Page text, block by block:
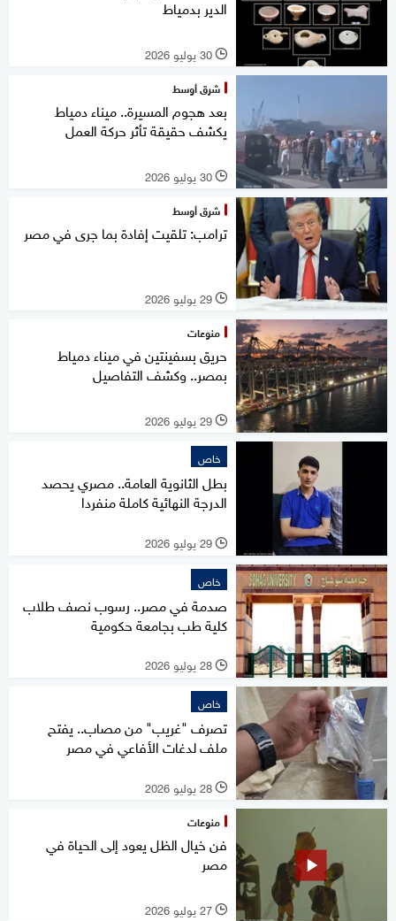
الدير بدمياط
l 30 يوليو 2026
شرق أوسط
بعد هجوم المسيرة.. ميناء دمياط
يكشف حقيقة تأثر حركة العمل
l 30 يوليو 2026
شرق أوسط
ترامب: تلقيت إفادة بما جرى في مصر
l 29 يوليو 2026
منوعات
حريق بسفينتين في ميناء دمياط
بمصر.. وكشف التفاصيل
l 29 يوليو 2026
خاص
بطل الثانوية العامة.. مصري يحصد
الدرجة النهائية كاملة منفردا
l 29 يوليو 2026
خاص
صدمة في مصر.. رسوب نصف طلاب
كلية طب بجامعة حكومية
l 28 يوليو 2026
خاص
تصرف "غريب" من مصاب.. يفتح
ملف لدغات الأفاعي في مصر
l 28 يوليو 2026
منوعات
فن خيال الظل يعود إلى الحياة في
مصر
l 27 يوليو 2026